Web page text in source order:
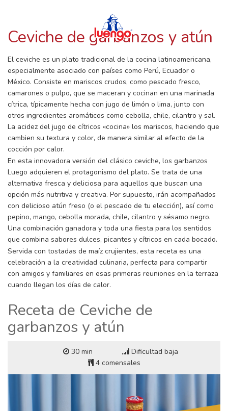
Ceviche de garbanzos y atún
El ceviche es un plato tradicional de la cocina latinoamericana,
especialmente asociado con países como Perú, Ecuador o
México. Consiste en mariscos crudos, como pescado fresco,
camarones o pulpo, que se maceran y cocinan en una marinada
cítrica, típicamente hecha con jugo de limón o lima, junto con
otros ingredientes aromáticos como cebolla, chile, cilantro y sal.
La acidez del jugo de cítricos «cocina» los mariscos, haciendo que
cambien su textura y color, de manera similar al efecto de la
cocción por calor.
En esta innovadora versión del clásico ceviche, los garbanzos
Luego adquieren el protagonismo del plato. Se trata de una
alternativa fresca y deliciosa para aquellos que buscan una
opción más nutritiva y creativa. Por supuesto, irán acompañados
con delicioso atún freso (o el pescado de tu elección), así como
pepino, mango, cebolla morada, chile, cilantro y sésamo negro.
Una combinación ganadora y toda una fiesta para los sentidos
que combina sabores dulces, picantes y cítricos en cada bocado.
Servida con tostadas de maíz crujientes, esta receta es una
celebración a la creatividad culinaria, perfecta para compartir
con amigos y familiares en esas primeras reuniones en la terraza
cuando llegan los días de calor.
Receta de Ceviche de
garbanzos y atún
30 min
Dificultad baja
4 comensales